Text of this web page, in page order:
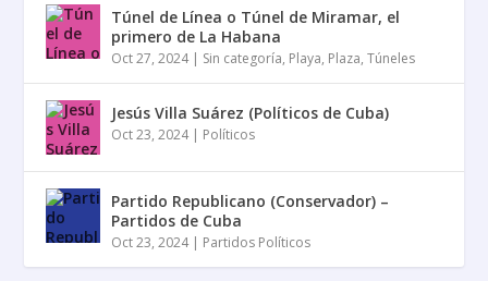
Túnel de Línea o Túnel de Miramar, el
primero de La Habana
Oct 27, 2024| Sin categoría, Playa, Plaza,Túneles
Jesús Villa Suárez (Políticos de Cuba)
Oct 23, 2024| Políticos
Partido Republicano (Conservador) –
Partidos de Cuba
Oct 23, 2024| Partidos Políticos